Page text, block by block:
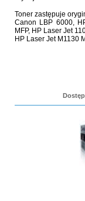
Toner zastępuje
Canon LBP 6000,
MFP, HP Laser Jet
HP Laser Jet M1130